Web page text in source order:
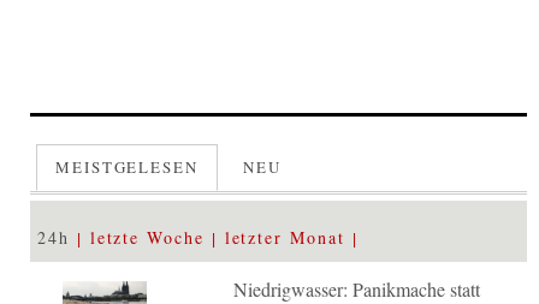
MEISTGELESEN NEU
24h letzte Woche letzter Monat
Niedrigwasser: Panikmache statt